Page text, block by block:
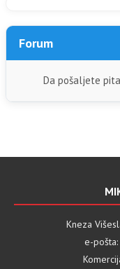
Forum
Da pošaljete
Kneza
e-pošta: